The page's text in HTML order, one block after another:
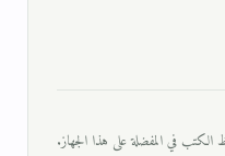
في المفضلة على هذا الجهاز.